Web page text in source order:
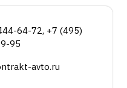
64-72, +7 (495)
95
avto.ru